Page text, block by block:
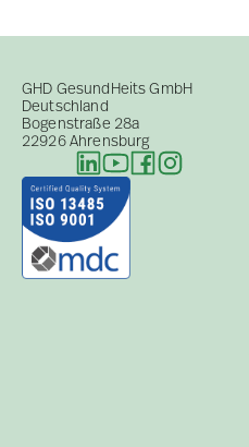
GHD GesundHeits GmbH
Deutschland
Bogenstraße 28a
22926 Ahrensburg